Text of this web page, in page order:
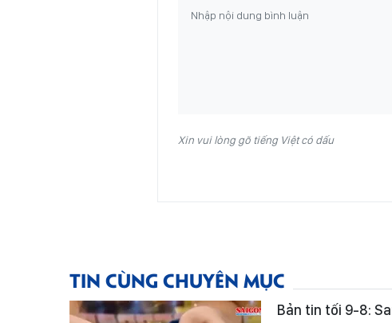
Xin vui lòng gõ tiếng Việt có dấu
TIN CÙNG CHUYÊN MỤC
Bản tin tối 9-8: